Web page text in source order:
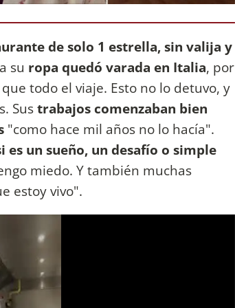
de solo 1 estrella, sin valija y
su ropa quedó varada en Italia, por
todo el viaje. Esto no lo detuvo, y
Sustrabajos comenzaban bien
"como hace mil años no lo hacía".
es un sueño, un desafío o simple
miedo. Y también muchas
estoy vivo".